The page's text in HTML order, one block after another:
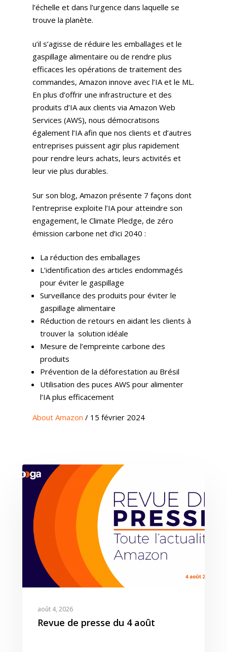
l’échelle et dans l’urgence dans laquelle se
trouve la planète.
u’il s’agisse de réduire les emballages et le
gaspillage alimentaire ou de rendre plus
efficaces les opérations de traitement des
commandes, Amazon innove avec l’IA et le ML.
En plus d’offrir une infrastructure et des
produits d’IA aux clients via Amazon Web
Services (AWS), nous démocratisons
également l’IA afin que nos clients et d’autres
entreprises puissent agir plus rapidement
pour rendre leurs achats, leurs activités et
leur vie plus durables.
Sur son blog, Amazon présente 7 façons dont
l’entreprise exploite l’IA pour atteindre son
engagement, le Climate Pledge, de zéro
émission carbone net d’ici 2040 :
La réduction des emballages
L’identification des articles endommagés
pour éviter le gaspillage
Surveillance des produits pour éviter le
gaspillage alimentaire
Réduction de retours en aidant les clients à
trouver la solution idéale
Mesure de l’empreinte carbone des
produits
Prévention de la déforestation au Brésil
Utilisation des puces AWS pour alimenter
l’IA plus efficacement
About Amazon / 15 février 2024
août 4, 2026
Revue de presse du 4 août
Agence